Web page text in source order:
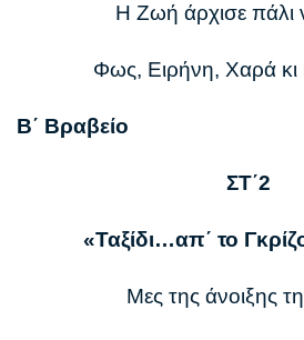
Η Ζωή άρχισε πάλι
Φως, Ειρήνη, Χαρά κι
Β΄ Βραβείο
ΣΤ΄2
«Ταξίδι…απ΄ το
Μες της άνοιξης